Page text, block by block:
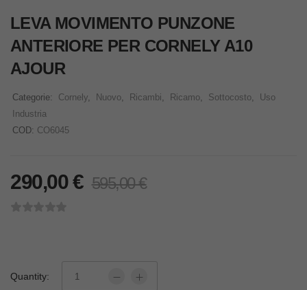
LEVA MOVIMENTO PUNZONE
ANTERIORE PER CORNELY A10
AJOUR
Categorie: Cornely, Nuovo, Ricambi, Ricamo, Sottocosto,
Uso
Industria
COD: CO6045
290,00€ 595,00€
Quantity: